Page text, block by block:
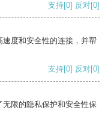
支持[0] 反对[0]
度和安全性的连接，并帮
支持[0] 反对[0]
限的隐私保护和安全性保